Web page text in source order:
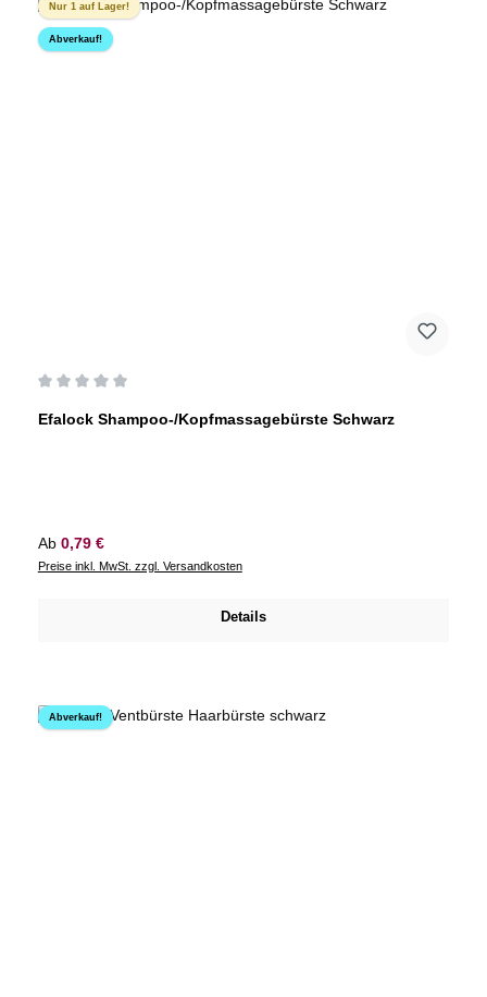
Nur 1 auf Lager!
Abverkauf!
Efalock Shampoo-/Kopfmassagebürste Schwarz
Regulärer Preis:
Ab 0,79 €
Preise inkl. MwSt. zzgl. Versandkosten
Details
Abverkauf!